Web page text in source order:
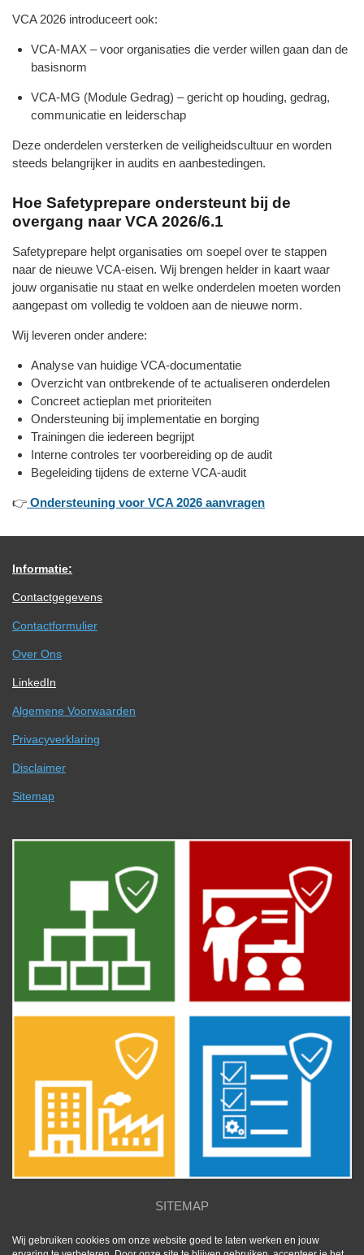
VCA 2026 introduceert ook:
VCA‑MAX – voor organisaties die verder willen gaan dan de
basisnorm
VCA‑MG (Module Gedrag) – gericht op houding, gedrag,
communicatie en leiderschap
Deze onderdelen versterken de veiligheidscultuur en worden
steeds belangrijker in audits en aanbestedingen.
Hoe Safetyprepare ondersteunt bij de
overgang naar VCA 2026/6.1
Safetyprepare helpt organisaties om soepel over te stappen
naar de nieuwe VCA‑eisen. Wij brengen helder in kaart waar
jouw organisatie nu staat en welke onderdelen moeten worden
aangepast om volledig te voldoen aan de nieuwe norm.
Wij leveren onder andere:
Analyse van huidige VCA‑documentatie
Overzicht van ontbrekende of te actualiseren onderdelen
Concreet actieplan met prioriteiten
Ondersteuning bij implementatie en borging
Trainingen die iedereen begrijpt
Interne controles ter voorbereiding op de audit
Begeleiding tijdens de externe VCA‑audit
👉 Ondersteuning voor VCA 2026 aanvragen
Informatie:
Contactgegevens
Contactformulier
Over Ons
LinkedIn
Algemene Voorwaarden
Privacyverklaring
Disclaimer
Sitemap
SITEMAP
Wij gebruiken cookies om onze website goed te laten werken en jouw